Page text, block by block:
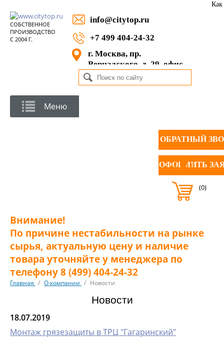
СОБСТВЕННОЕ
ПРОИЗВОДСТВО
С 2004 Г.
info@citytop.ru
+7 499 404-24-32
г. Москва, пр.
Вернадского, д. 29, офис
1105
Меню
ОБРАТНЫЙ
ОФОРМИТЬ
(0)
Внимание!
По причине нестабильности на рынке
сырья, актуальную цену и наличие
товара уточняйте у менеджера по
телефону 8 (499) 404-24-32
Главная / О компании / Новости
Новости
18.07.2019
Монтаж грязезащиты в ТРЦ "Гагаринский"
Как